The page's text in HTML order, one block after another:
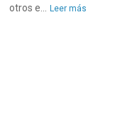
otros e... Leer más